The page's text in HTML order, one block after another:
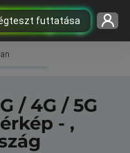
futtatása
/ 4G / 5G
- ,